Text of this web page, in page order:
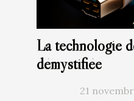
La technologie
démystifiée
21